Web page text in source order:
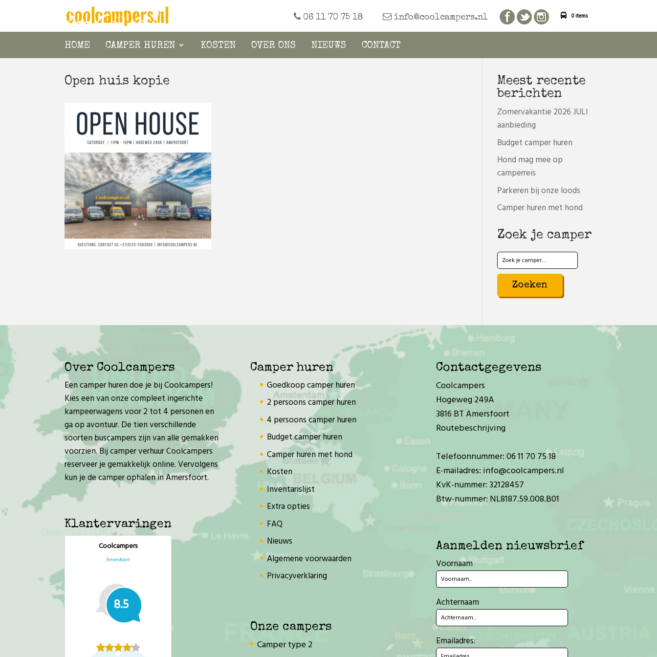
06 11 70 75 18 info@coolcampers.nl 0 items
HOME CAMPER HUREN KOSTEN OVER ONS NIEUWS CONTACT
Open huis kopie
Meest recente
berichten
Zomervakantie 2026 JULI
aanbieding
Budget camper huren
Hond mag mee op
camperreis
Parkeren bij onze loods
Camper huren met hond
Zoek je camper
Zoeken
naar:
Over Coolcampers
Een camper huren doe je bij Coolcampers!
Kies een van onze compleet ingerichte
kampeerwagens voor 2 tot 4 personen en
ga op avontuur. De tien verschillende
soorten buscampers zijn van alle gemakken
voorzien. Bij camper verhuur Coolcampers
reserveer je gemakkelijk online. Vervolgens
kun je de camper ophalen in Amersfoort.
Klantervaringen
Coolcampers
Amersfoort
8.5
Camper huren
Goedkoop camper huren
2 persoons camper huren
4 persoons camper huren
Budget camper huren
Camper huren met hond
Kosten
Inventarislijst
Extra opties
FAQ
Nieuws
Algemene voorwaarden
Privacyverklaring
Onze campers
Camper type 2
Contactgegevens
Coolcampers
Hogeweg 249A
3816 BT Amersfoort
Routebeschrijving
Telefoonnummer:06 11 70 75 18
E-mailadres: info@coolcampers.nl
KvK-nummer: 32128457
Btw-nummer: NL8187.59.008.B01
Aanmelden nieuwsbrief
Voornaam
Achternaam
Emailadres: